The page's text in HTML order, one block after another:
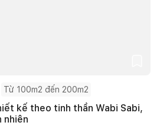
Từ 100m2 đến 200m2
kế theo tinh thần Wabi Sabi,
nhiên